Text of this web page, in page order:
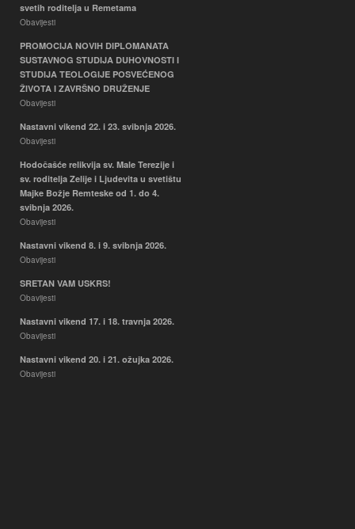
svetih roditelja u Remetama
Obavijesti
PROMOCIJA NOVIH DIPLOMANATA
SUSTAVNOG STUDIJA DUHOVNOSTI I
STUDIJA TEOLOGIJE POSVEĆENOG
ŽIVOTA I ZAVRŠNO DRUŽENJE
Obavijesti
Nastavni vikend 22. i 23. svibnja 2026.
Obavijesti
Hodočašće relikvija sv. Male Terezije i
sv. roditelja Zelije i Ljudevita u svetištu
Majke Božje Remteske od 1. do 4.
svibnja 2026.
Obavijesti
Nastavni vikend 8. i 9. svibnja 2026.
Obavijesti
SRETAN VAM USKRS!
Obavijesti
Nastavni vikend 17. i 18. travnja 2026.
Obavijesti
Nastavni vikend 20. i 21. ožujka 2026.
Obavijesti